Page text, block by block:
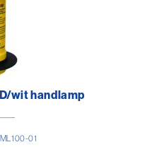
wit handlamp
01